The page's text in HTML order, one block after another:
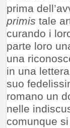
prima
primis tale
curando i
parte loro
una
in una
suo
romano un
nelle
comunque